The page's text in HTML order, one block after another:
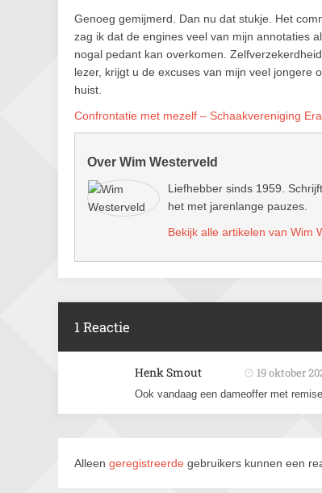
Genoeg gemijmerd. Dan nu dat stukje. Het
zag ik dat de engines veel van mijn annotaties
nogal pedant kan overkomen.
lezer, krijgt u de excuses van mijn veel jongere
huist.
Confrontatie met mezelf – Schaakvereniging
Over Wim Westerveld
Liefhebber sinds 1959.
het met jarenlange pauzes.
Bekijk alle artikelen van Wim
1 Reactie
Henk Smout 19 oktober
Ook vandaag een dameoffer met remise
Alleen geregistreerde gebruikers kunnen een